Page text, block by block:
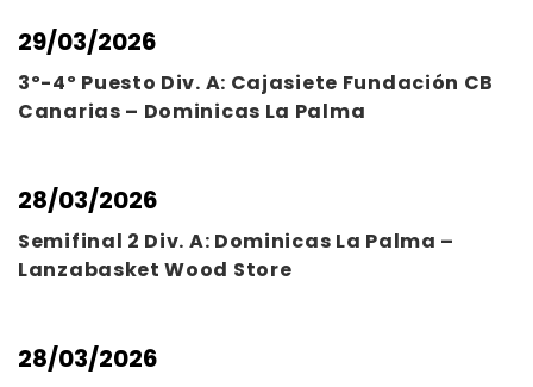
29/03/2026
3º-4º Puesto Div. A: Cajasiete Fundación CB
Canarias – Dominicas La Palma
28/03/2026
Semifinal 2 Div. A: Dominicas La Palma –
Lanzabasket Wood Store
28/03/2026